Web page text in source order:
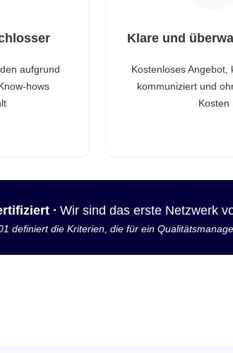
aufgrund
hows
Klare und
Kostenloses Angebot,
kommuniziert und
Kosten
· Wir sind das erste Netzwerk
definiert die Kriterien, die für ein